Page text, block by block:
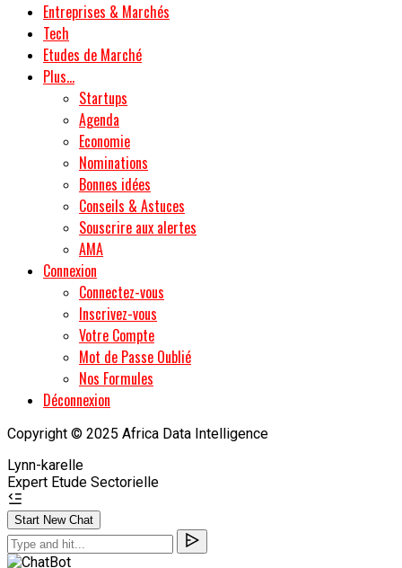
Entreprises & Marchés
Tech
Etudes de Marché
Plus…
Startups
Agenda
Economie
Nominations
Bonnes idées
Conseils & Astuces
Souscrire aux alertes
AMA
Connexion
Connectez-vous
Inscrivez-vous
Votre Compte
Mot de Passe Oublié
Nos Formules
Déconnexion
Copyright © 2025 Africa Data Intelligence
Lynn-karelle
Expert Etude Sectorielle
Start New Chat